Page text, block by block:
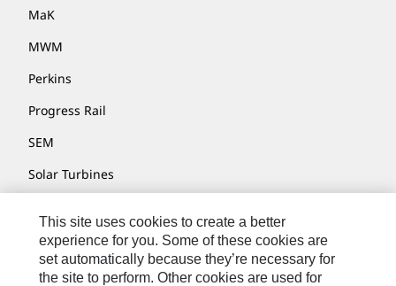
MaK
MWM
Perkins
Progress Rail
SEM
Solar Turbines
Turner Powertrain Systems
This site uses cookies to create a better
experience for you. Some of these cookies are
set automatically because they’re necessary for
the site to perform. Other cookies are used for